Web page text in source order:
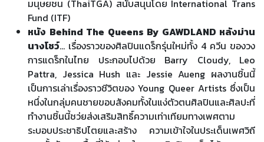
มนุษยชน (ThaiTGA) สนับสนุนโดย International Trans
Fund (ITF)
หนัง Behind The Queens By GAWDLAND หลังม่าน
นางโชว์... เรื่องราวของศิลปินแดร็กรุ่นใหม่ทั้ง 4 ควีน ของวง
การแดร็กในไทย ประกอบไปด้วย Barry Cloudy, Leo
Pattra, Jessica Hush และ Jessie Aueng ผลงานชิ้นนี้
เป็นการเล่าเรื่องราวชีวิตของ Young Queer Artists ซึ่งเป็น
หนึ่งในกลุ่มคนชายขอบสังคมทั้งในแง่ตัวตนศิลปินและศิลปะที่
ทํางานชิ้นนี้ชว่ยส่งเสริมสิทธิ์ความเท่าเทียมทางเพศตาม
ระบอบประชาธิปไตยและสร้าง ความเข้าใจในประเด็นเพศวิถี